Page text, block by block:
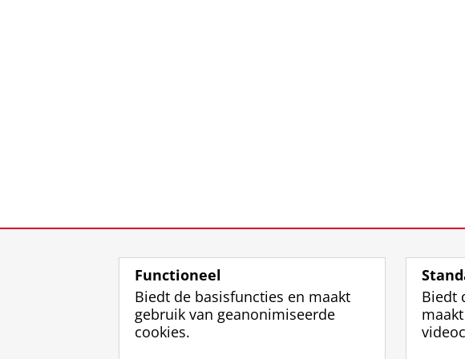
Functioneel
Biedt de basisfuncties en maakt
gebruik van geanonimiseerde
cookies.
Biedt